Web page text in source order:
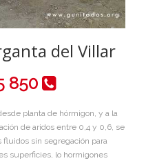
del Villar
850
planta de hórmigon, y a la
de aridos entre 0,4 y 0,6, se
sin segregación para
superficies, lo hormigones